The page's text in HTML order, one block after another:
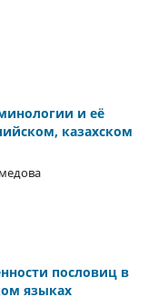
и её
казахском
пословиц в
языках